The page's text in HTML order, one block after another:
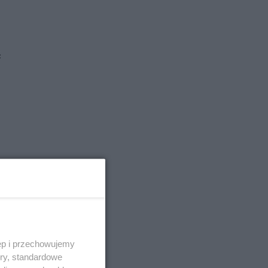
i przechowujemy
standardowe